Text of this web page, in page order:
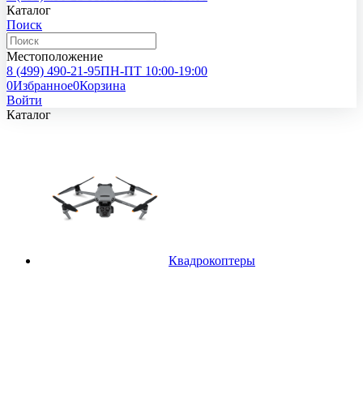
Каталог
Поиск
Местоположение
8 (499) 490-21-95ПН-ПТ 10:00-19:00
0Избранное0Корзина
Войти
Каталог
Квадрокоптеры